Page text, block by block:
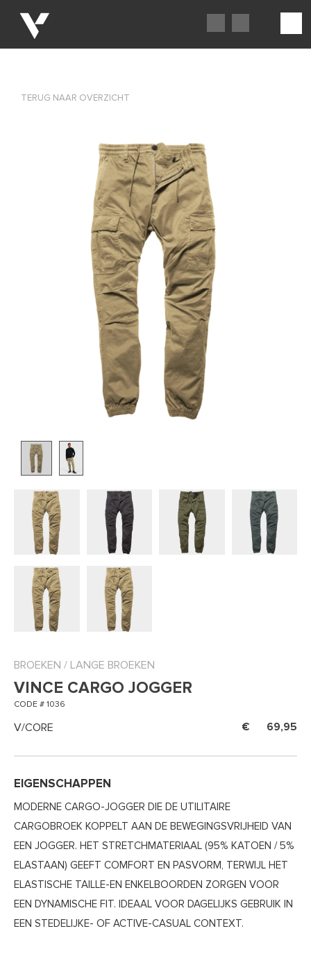
TERUG NAAR OVERZICHT
BROEKEN / LANGE BROEKEN
VINCE CARGO JOGGER
CODE # 1036
V/CORE 69,95
EIGENSCHAPPEN
MODERNE CARGO-JOGGER DIE DE UTILITAIRE
CARGOBROEK KOPPELT AAN DE BEWEGINGSVRIJHEID VAN
EEN JOGGER. HET STRETCHMATERIAAL (95% KATOEN / 5%
ELASTAAN) GEEFT COMFORT EN PASVORM, TERWIJL HET
ELASTISCHE TAILLE-EN ENKELBOORDEN ZORGEN VOOR
EEN DYNAMISCHE FIT. IDEAAL VOOR DAGELIJKS GEBRUIK IN
EEN STEDELIJKE- OF ACTIVE-CASUAL CONTEXT.